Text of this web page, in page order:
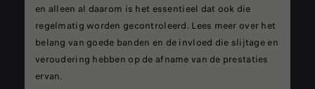
en alleen al daarom is het essentieel dat ook die
regelmatig worden gecontroleerd. Lees meer over het
belang van goede banden en de invloed die slijtage en
veroudering hebben op de afname van de prestaties
ervan.